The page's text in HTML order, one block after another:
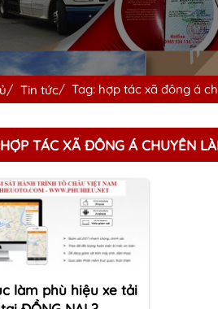
Tin tức Tag: hợp tác xã đông á
TÁC XÃ ĐÔNG Á CHUYÊN
làm phù hiệu xe tải